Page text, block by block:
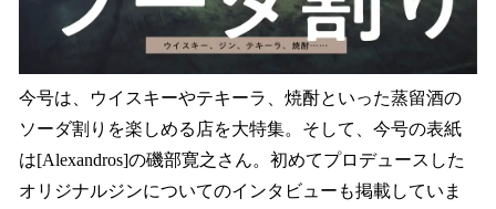
今号は、ウイスキーやテキーラ、焼酎といった蒸留酒の
ソーダ割りを楽しめる店を大特集。そして、今号の表紙
は[Alexandros]の磯部寛之さん。初めてプロデュースした
オリジナルジンについてのインタビューも掲載していま